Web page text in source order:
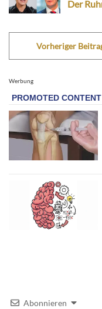
Der
Vorheriger
Werbung
Abonnieren